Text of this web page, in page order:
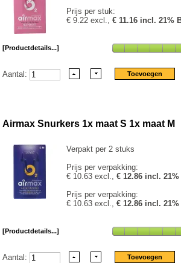
Prijs per stuk:
€ 9.22 excl.,€ 11.16 incl. 21%
[Productdetails...]
Aantal:
Airmax Snurkers 1x maat S 1x maat M
Verpakt per 2 stuks
Prijs per verpakking:
€ 10.63 excl.,€ 12.86 incl. 21%
Prijs per verpakking:
€ 10.63 excl.,€ 12.86 incl. 21%
[Productdetails...]
Aantal: